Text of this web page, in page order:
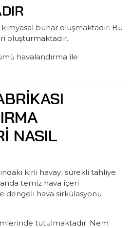
buhar oluşmaktadır. Bu
oluşturmaktadır.
havalandırma ile
NASIL
kirli havayı sürekli tahliye
temiz hava içeri
dengeli hava sirkülasyonu
tutulmaktadır. Nem